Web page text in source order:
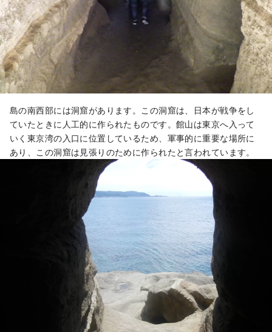
島の南西部には洞窟があります。この洞窟は、日本が戦争をし
ていたときに人工的に作られたものです。館山は東京へ入って
いく東京湾の入口に位置しているため、軍事的に重要な場所に
あり、この洞窟は見張りのために作られたと言われています。